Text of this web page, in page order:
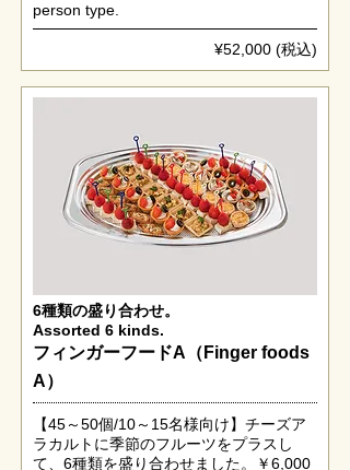
person type.
¥52,000 (税込)
6種類の盛り合わせ。
Assorted 6 kinds.
フィンガーフードA（Finger foods
A）
【45～50個/10～15名様向け】チーズア
ラカルトに季節のフルーツをプラスし
て、6種類を盛り合わせました。￥6,000